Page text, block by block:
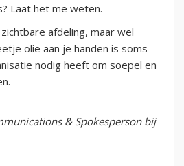
Laat het me weten.
afdeling, maar wel
olie aan je handen is soms
nodig heeft om soepel en
& Spokesperson bij